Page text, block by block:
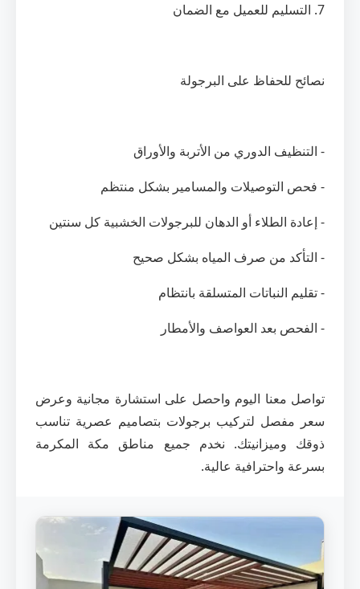
7. التسليم للعميل مع الضمان
نصائح للحفاظ على البرجولة
- التنظيف الدوري من الأتربة والأوراق
- فحص التوصيلات والمسامير بشكل منتظم
- إعادة الطلاء أو الدهان للبرجولات الخشبية كل سنتين
- التأكد من صرف المياه بشكل صحيح
- تقليم النباتات المتسلقة بانتظام
- الفحص بعد العواصف والأمطار
تواصل معنا اليوم واحصل على استشارة مجانية وعرض
سعر مفصل لتركيب برجولات بتصاميم عصرية تناسب
ذوقك وميزانيتك. نخدم جميع مناطق مكة المكرمة
بسرعة واحترافية عالية.